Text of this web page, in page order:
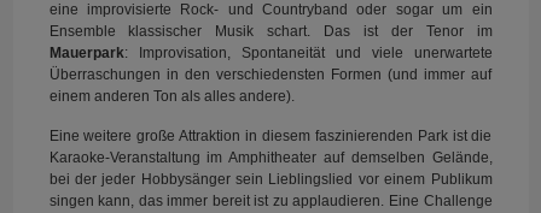
eine improvisierte Rock- und Countryband oder sogar um ein
Ensemble klassischer Musik schart. Das ist der Tenor im
Mauerpark: Improvisation, Spontaneität und viele unerwartete
Überraschungen in den verschiedensten Formen (und immer auf
einem anderen Ton als alles andere).
Eine weitere große Attraktion in diesem faszinierenden Park ist die
Karaoke-Veranstaltung im Amphitheater auf demselben Gelände,
bei der jeder Hobbysänger sein Lieblingslied vor einem Publikum
singen kann, das immer bereit ist zu applaudieren. Eine Challenge